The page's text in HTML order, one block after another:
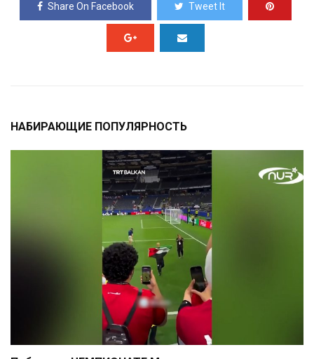
Share On Facebook Tweet It
НАБИРАЮЩИЕ ПОПУЛЯРНОСТЬ